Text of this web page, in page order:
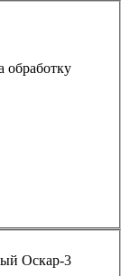
обработку
Оскар-3